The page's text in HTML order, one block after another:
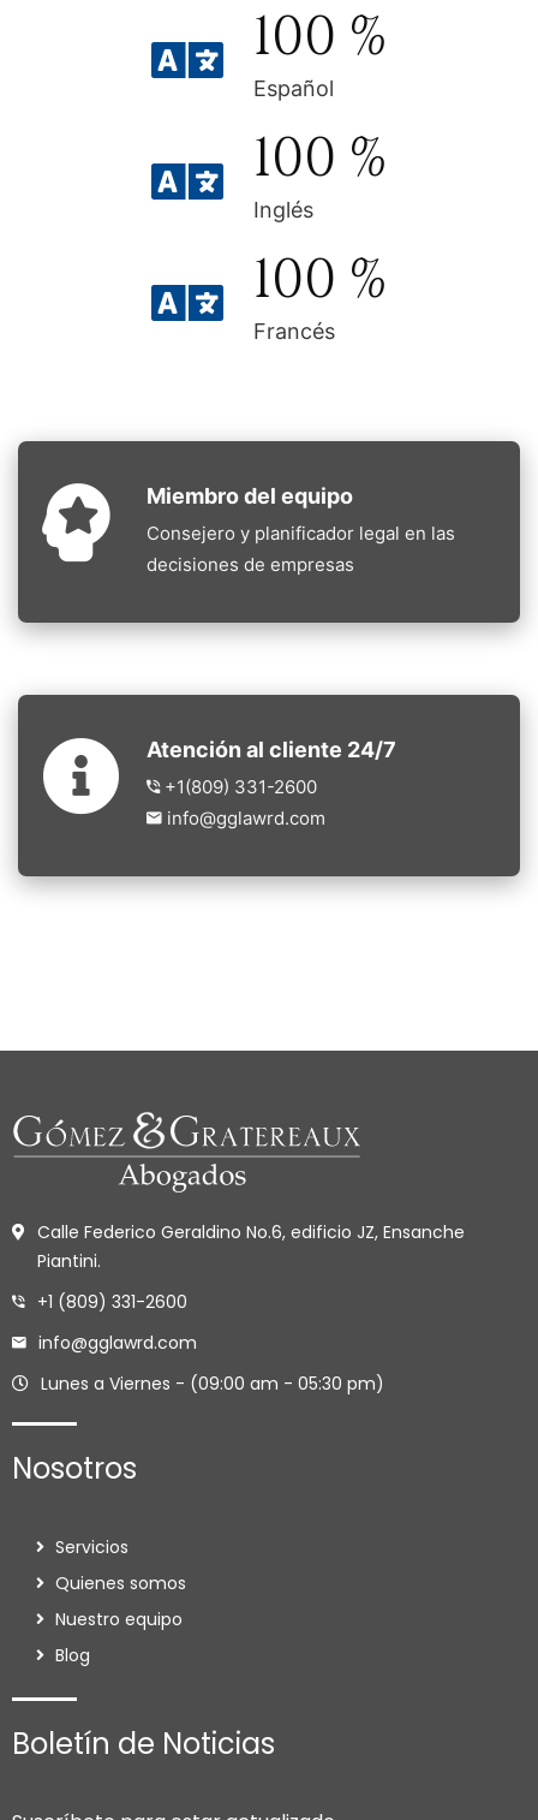
100 %
Español
100 %
Inglés
100 %
Francés
Miembro del equipo
Consejero y planificador legal en las
decisiones de empresas
Atención al cliente 24/7
+1(809) 331-2600
info@gglawrd.com
Calle Federico Geraldino No.6, edificio JZ, Ensanche
Piantini.
+1 (809) 331-2600
info@gglawrd.com
Lunes a Viernes - (09:00 am - 05:30 pm)
Nosotros
Servicios
Quienes somos
Nuestro equipo
Blog
Boletín de Noticias